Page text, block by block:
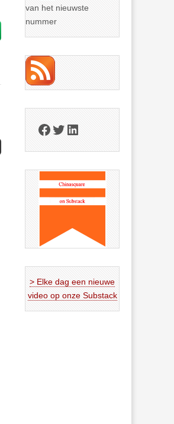
van het nieuwste
nummer
Facebook
Twitter
LinkedIn
> Elke dag een nieuwe
video op onze Substack